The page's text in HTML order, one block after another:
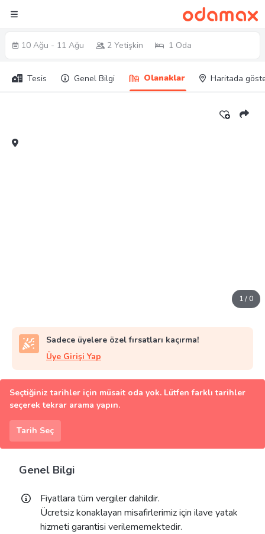
10 Ağu - 11 Ağu 2 Yetişkin 1 Oda
Tesis Genel Bilgi Olanaklar Haritada
1/0
Sadece üyelere özel fırsatları kaçırma!
Üye Girişi Yap
Seçtiğiniz tarihler için müsait oda yok. Lütfen farklı tarihler
seçerek tekrar arama yapın.
Tarih Seç
Genel Bilgi
Fiyatlara tüm vergiler dahildir.
Ücretsiz konaklayan misafirlerimiz için ilave yatak
hizmeti garantisi verilememektedir.